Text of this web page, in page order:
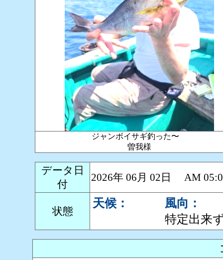
ジャンボイサギ釣った〜
曽我様
データ日
付
2026年 06月 02日 AM
状態
天候：
風向：
特定出来